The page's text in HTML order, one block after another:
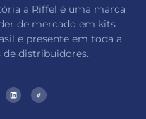
a Riffel é uma marca
de mercado em kits
e presente em toda a
de distribuidores.